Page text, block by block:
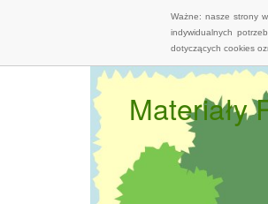
Ważne: nasze strony
indywidualnych
dotyczących cookies
Materiały